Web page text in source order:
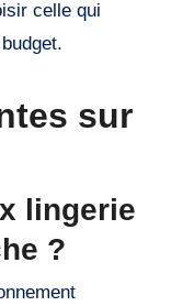
celle qui
sur
lingerie
?